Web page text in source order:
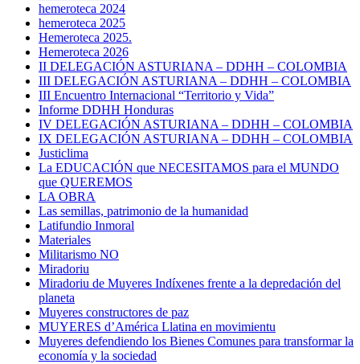
hemeroteca 2024
hemeroteca 2025
Hemeroteca 2025.
Hemeroteca 2026
II DELEGACIÓN ASTURIANA – DDHH – COLOMBIA
III DELEGACIÓN ASTURIANA – DDHH – COLOMBIA
III Encuentro Internacional “Territorio y Vida”
Informe DDHH Honduras
IV DELEGACIÓN ASTURIANA – DDHH – COLOMBIA
IX DELEGACIÓN ASTURIANA – DDHH – COLOMBIA
Justiclima
La EDUCACIÓN que NECESITAMOS para el MUNDO
que QUEREMOS
LA OBRA
Las semillas, patrimonio de la humanidad
Latifundio Inmoral
Materiales
Militarismo NO
Miradoriu
Miradoriu de Muyeres Indíxenes frente a la depredación del
planeta
Muyeres constructores de paz
MUYERES d’América Llatina en movimientu
Muyeres defendiendo los Bienes Comunes para transformar la
economía y la sociedad